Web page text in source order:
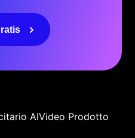
AIVideo Prodotto